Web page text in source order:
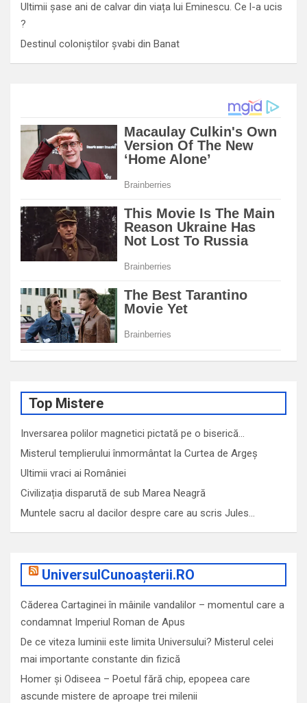
Ultimii șase ani de calvar din viața lui Eminescu. Ce l-a ucis
?
Destinul coloniștilor șvabi din Banat
Top Mistere
Inversarea polilor magnetici pictată pe o biserică…
Misterul templierului înmormântat la Curtea de Argeș
Ultimii vraci ai României
Civilizația disparută de sub Marea Neagră
Muntele sacru al dacilor despre care au scris Jules…
UniversulCunoașterii.RO
Căderea Cartaginei în mâinile vandalilor – momentul care a
condamnat Imperiul Roman de Apus
De ce viteza luminii este limita Universului? Misterul celei
mai importante constante din fizică
Homer și Odiseea – Poetul fără chip, epopeea care
ascunde mistere de aproape trei milenii